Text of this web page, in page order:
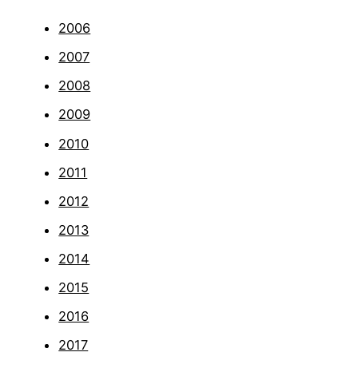
2006
2007
2008
2009
2010
2011
2012
2013
2014
2015
2016
2017